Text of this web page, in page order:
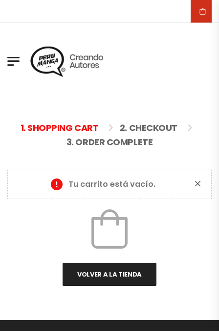
1. SHOPPING CART
2. CHECKOUT
3. ORDER COMPLETE
Tu carrito está vacío.
VOLVER A LA TIENDA